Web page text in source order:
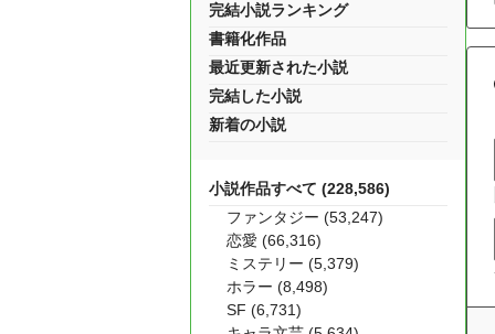
完結小説ランキング
書籍化作品
最近更新された小説
完結した小説
新着の小説
小説作品すべて (228,586)
ファンタジー (53,247)
恋愛 (66,316)
ミステリー (5,379)
ホラー (8,498)
SF (6,731)